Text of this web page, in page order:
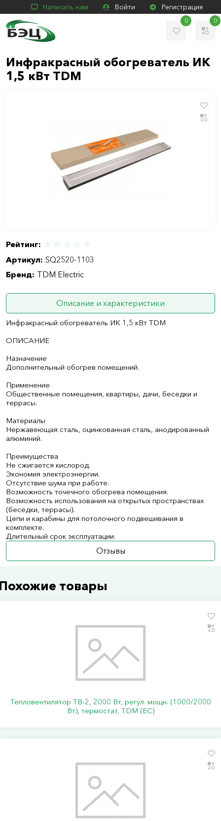
Написать нам Войти Регистрация
0 0
Инфракрасный обогреватель ИК
1,5 кВт TDM
Рейтинг:
Артикул: SQ2520-1103
Бренд: TDM Electric
Описание и характеристики
Инфракрасный обогреватель ИК 1,5 кВт TDM
ОПИСАНИЕ
Назначение
Дополнительный обогрев помещений.
Применение
Общественные помещения, квартиры, дачи, беседки и
террасы.
Материалы
Нержавеющая сталь, оцинкованная сталь, анодированный
алюминий.
Преимущества
Не сжигается кислород.
Экономия электроэнергии.
Отсутствие шума при работе.
Возможность точечного обогрева помещения.
Возможность использования на открытых пространствах
(беседки, террасы).
Цепи и карабины для потолочного подвешивания в
комплекте.
Длительный срок эксплуатации.
Отзывы
товары
Тепловентилятор ТВ-2, 2000 Вт, регул. мощн. (1000/2000
Вт), термостат, TDM (ЕС)